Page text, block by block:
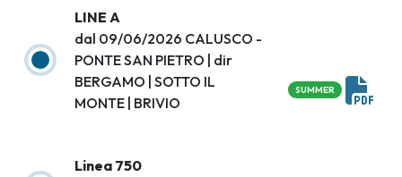
LINE A
dal 09/06/2026 CALUSCO -
PONTE SAN PIETRO | dir
BERGAMO | SOTTO IL
MONTE | BRIVIO
SUMMER
Linea 750